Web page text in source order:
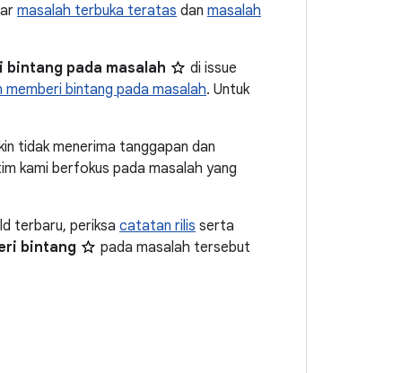
masalah terbuka teratas dan masalah
bintang pada masalah
di issue
memberi bintang pada masalah. Untuk
tidak menerima tanggapan dan
kami berfokus pada masalah yang
terbaru, periksa catatan rilis serta
bintang
pada masalah tersebut